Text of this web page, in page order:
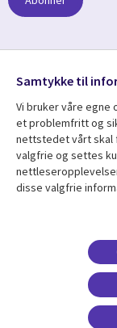
Resource
NORWAY
Arrangementer
følg oss
Social
Media
NORWAY
Samtykke til
Vi bruker våre
et problemfritt og
nettstedet vårt skal
valgfrie og settes
disse valgfrie